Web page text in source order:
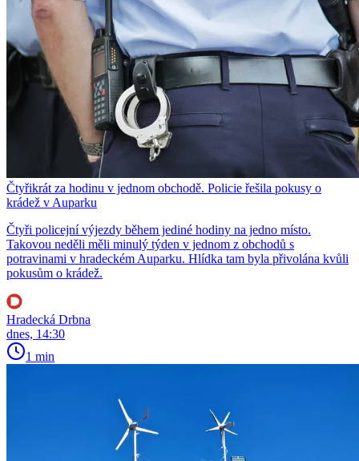
Čtyřikrát za hodinu v jednom obchodě. Policie řešila pokusy o
krádež v Auparku
Čtyři policejní výjezdy během jediné hodiny na jedno místo.
Takovou neděli měli minulý týden v jednom z obchodů s
potravinami v hradeckém Auparku. Hlídka tam byla přivolána kvůli
pokusům o krádež.
Hradecká Drbna
dnes, 14:30
1 min